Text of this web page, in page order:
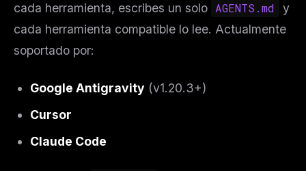
cada herramienta, escribes un solo AGENTS.md
y
cada herramienta compatible lo lee. Actualmente
soportado por:
Google Antigravity (v1.20.3+)
Cursor
Claude Code